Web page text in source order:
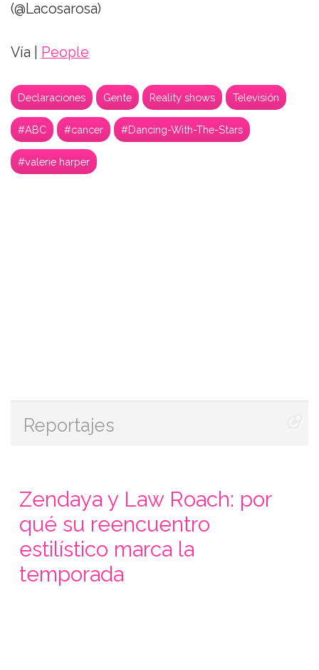
(@Lacosarosa)
Vía | People
Declaraciones Gente Reality shows Televisión
#ABC #cancer #Dancing-With-The-Stars
#valerie harper
Reportajes
Zendaya y Law Roach: por
qué su reencuentro
estilístico marca la
temporada